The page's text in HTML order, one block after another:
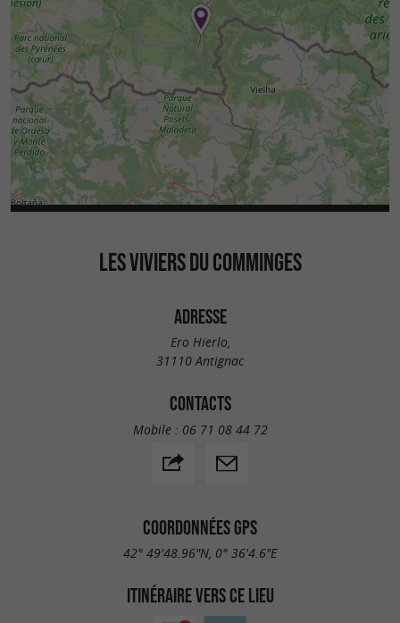
LES VIVIERS DU COMMINGES
ADRESSE
Ero Hierlo,
31110 Antignac
CONTACTS
Mobile : 06 71 08 44 72
COORDONNÉES GPS
42° 49'48.96"N, 0° 36'4.6"E
ITINÉRAIRE VERS CE LIEU